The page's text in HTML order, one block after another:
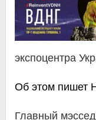
экспоцентра
Об этом пишет
Главный